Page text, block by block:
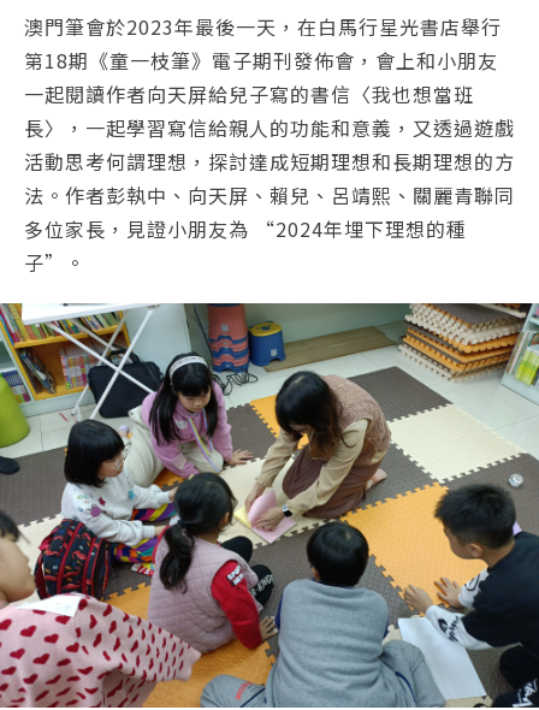
澳門筆會於2023年最後一天，在白馬行星光書店舉行
第18期《童一枝筆》電子期刊發佈會，會上和小朋友
一起閱讀作者向天屏給兒子寫的書信〈我也想當班
長〉，一起學習寫信給親人的功能和意義，又透過遊戲
活動思考何謂理想，探討達成短期理想和長期理想的方
法。作者彭執中、向天屏、賴兒、呂靖熙、關麗青聯同
多位家長，見證小朋友為 “2024年埋下理想的種
子”。